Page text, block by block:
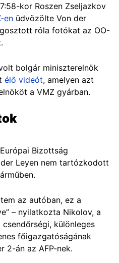
kor Roszen Zseljazkov
en üdvözölte Von der
róla fotókat az OO-
bolgár miniszterelnök
élő videót, amelyen azt
a VMZ gyárban.
Bizottság
Leyen nem tartózkodott
az autóban, ez a
– nyilatkozta Nikolov, a
különleges
főigazgatóságának
2-án az AFP-nek.